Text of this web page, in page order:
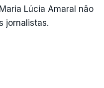
Lúcia Amaral não
jornalistas.